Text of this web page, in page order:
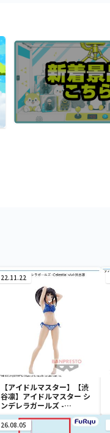
22.11.22
【アイドルマスター】【渋
谷凛】アイドルマスター シ
ンデレラガールズ -
Celestial vivi-渋谷凛
26.08.05